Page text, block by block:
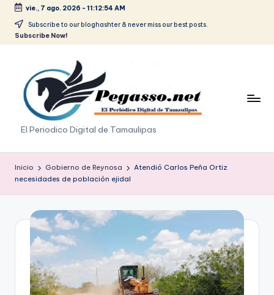
Saltar
vie., 7 ago. 2026 - 11:12:54 AM
Subscribe to our bloghashter & never miss our best posts.
Subscribe Now!
p
e
g
a
o
p
El Periodico Digital de Tamaulipas
Inicio Gobierno de Reynosa
Atendió Carlos Peña Ortiz
necesidades de población ejidal